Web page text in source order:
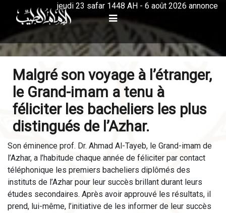
jeudi 23 safar 1448 AH - 6 août 2026 annonce
Malgré son voyage à l’étranger,
le Grand-imam a tenu à
féliciter les bacheliers les plus
distingués de l’Azhar.
Son éminence prof. Dr. Ahmad Al-Tayeb, le Grand-imam de
l’Azhar, a l’habitude chaque année de féliciter par contact
téléphonique les premiers bacheliers diplômés des
instituts de l’Azhar pour leur succès brillant durant leurs
études secondaires. Après avoir approuvé les résultats, il
prend, lui-même, l’initiative de les informer de leur succès